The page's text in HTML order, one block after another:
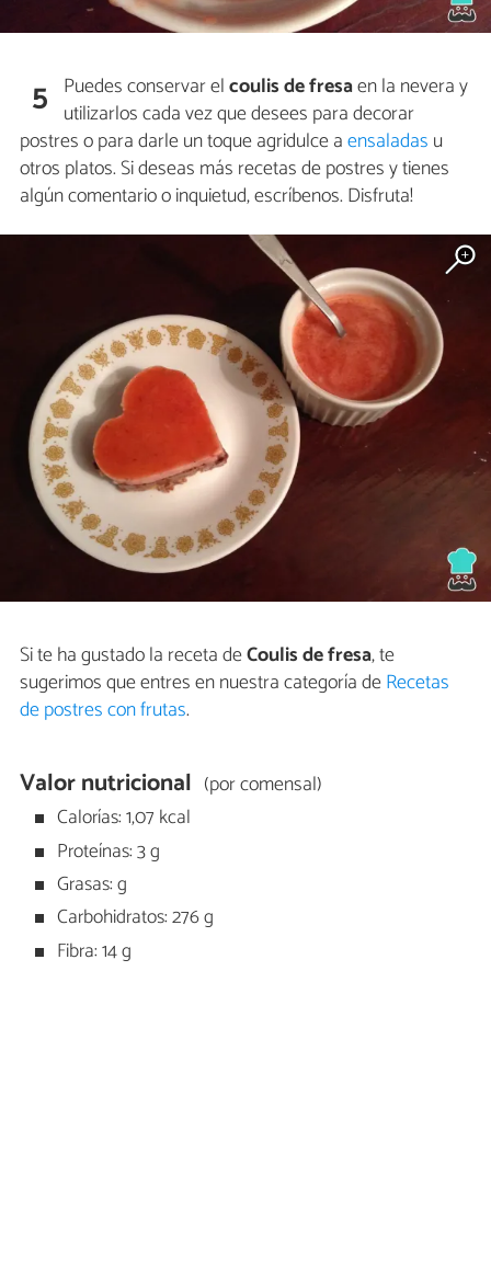
5 Puedes conservar elcoulis de fresaen la nevera y
utilizarlos cada vez que desees para decorar
postres o para darle un toque agridulce aensaladas u
otros platos. Si deseas más recetas de postres y tienes
algún comentario o inquietud, escríbenos. Disfruta!
Si te ha gustado la receta deCoulis de fresa, te
sugerimos que entres en nuestra categoría deRecetas
de postres con frutas.
Valor nutricional (por comensal)
Calorías: 1,07 kcal
Proteínas: 3 g
Grasas: g
Carbohidratos: 276 g
Fibra: 14 g